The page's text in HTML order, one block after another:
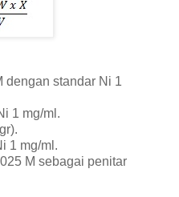
dengan standar Ni 1
1 mg/ml.
1 mg/ml.
M sebagai penitar